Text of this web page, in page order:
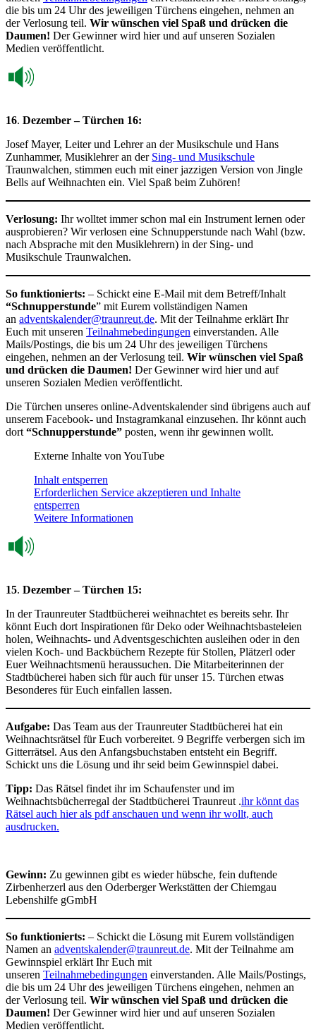
die bis um 24 Uhr des jeweiligen Türchens eingehen, nehmen an
der Verlosung teil. Wir wünschen viel Spaß und drücken die
Daumen! Der Gewinner wird hier und auf unseren Sozialen
Medien veröffentlicht.
16. Dezember – Türchen 16:
Josef Mayer, Leiter und Lehrer an der Musikschule und Hans
Zunhammer, Musiklehrer an der Sing- und Musikschule
Traunwalchen, stimmen euch mit einer jazzigen Version von Jingle
Bells auf Weihnachten ein. Viel Spaß beim Zuhören!
Verlosung: Ihr wolltet immer schon mal ein Instrument lernen oder
ausprobieren? Wir verlosen eine Schnupperstunde nach Wahl (bzw.
nach Absprache mit den Musiklehrern) in der Sing- und
Musikschule Traunwalchen.
So funktionierts: – Schickt eine E-Mail mit dem Betreff/Inhalt
“Schnupperstunde” mit Eurem vollständigen Namen
an adventskalender@traunreut.de. Mit der Teilnahme erklärt Ihr
Euch mit unseren Teilnahmebedingungen einverstanden. Alle
Mails/Postings, die bis um 24 Uhr des jeweiligen Türchens
eingehen, nehmen an der Verlosung teil. Wir wünschen viel Spaß
und drücken die Daumen! Der Gewinner wird hier und auf
unseren Sozialen Medien veröffentlicht.
Die Türchen unseres online-Adventskalender sind übrigens auch auf
unserem Facebook- und Instagramkanal einzusehen. Ihr könnt auch
dort “Schnupperstunde” posten, wenn ihr gewinnen wollt.
Externe Inhalte von YouTube
Inhalt entsperren
Erforderlichen Service akzeptieren und Inhalte
entsperren
Weitere Informationen
15. Dezember – Türchen 15:
In der Traunreuter Stadtbücherei weihnachtet es bereits sehr. Ihr
könnt Euch dort Inspirationen für Deko oder Weihnachtsbasteleien
holen, Weihnachts- und Adventsgeschichten ausleihen oder in den
vielen Koch- und Backbüchern Rezepte für Stollen, Plätzerl oder
Euer Weihnachtsmenü heraussuchen. Die Mitarbeiterinnen der
Stadtbücherei haben sich für auch für unser 15. Türchen etwas
Besonderes für Euch einfallen lassen.
Aufgabe: Das Team aus der Traunreuter Stadtbücherei hat ein
Weihnachtsrätsel für Euch vorbereitet. 9 Begriffe verbergen sich im
Gitterrätsel. Aus den Anfangsbuchstaben entsteht ein Begriff.
Schickt uns die Lösung und ihr seid beim Gewinnspiel dabei.
Tipp: Das Rätsel findet ihr im Schaufenster und im
Weihnachtsbücherregal der Stadtbücherei Traunreut .ihr könnt das
Rätsel auch hier als pdf anschauen und wenn ihr wollt, auch
ausdrucken.
Gewinn: Zu gewinnen gibt es wieder hübsche, fein duftende
Zirbenherzerl aus den Oderberger Werkstätten der Chiemgau
Lebenshilfe gGmbH
So funktionierts: – Schickt die Lösung mit Eurem vollständigen
Namen an adventskalender@traunreut.de. Mit der Teilnahme am
Gewinnspiel erklärt Ihr Euch mit
unseren Teilnahmebedingungen einverstanden. Alle Mails/Postings,
die bis um 24 Uhr des jeweiligen Türchens eingehen, nehmen an
der Verlosung teil. Wir wünschen viel Spaß und drücken die
Daumen! Der Gewinner wird hier und auf unseren Sozialen
Medien veröffentlicht.